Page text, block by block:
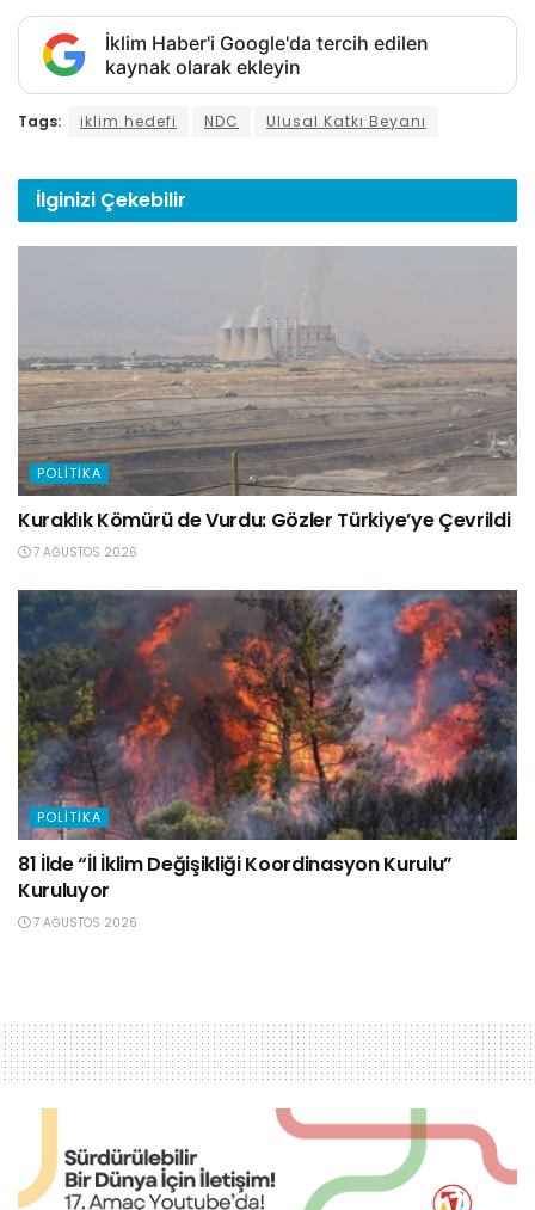
İklim Haber'i Google'da tercih edilen
kaynak olarak ekleyin
Tags: iklim hedefi NDC Ulusal Katkı Beyanı
İlginizi Çekebilir
POLITIKA
Kuraklık Kömürü de Vurdu: Gözler Türkiye’ye Çevrildi
7 AĞUSTOS 2026
POLITIKA
81 İlde “İl İklim Değişikliği Koordinasyon Kurulu”
Kuruluyor
7 AĞUSTOS 2026